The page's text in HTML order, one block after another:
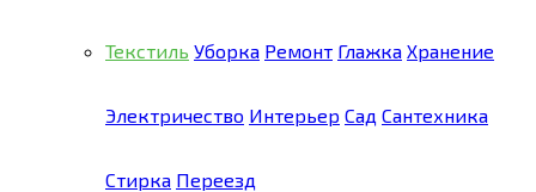
Текстиль Уборка Ремонт Глажка Хранение
Электричество Интерьер Сад Сантехника
Стирка Переезд